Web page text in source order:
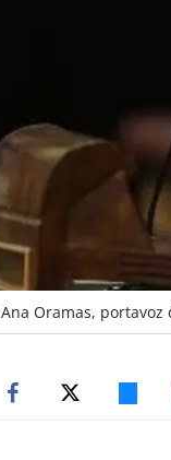
Ana Oramas, portavoz